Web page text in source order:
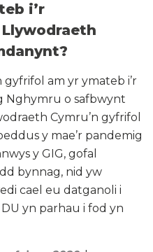
i’r
am yr ymateb i’r
Nghymru o safbwynt
Cymru’n gyfrifol
y mae’r pandemig
y GIG, gofal
bynnag, nid yw
cael eu datganoli i
yn parhau i fod yn